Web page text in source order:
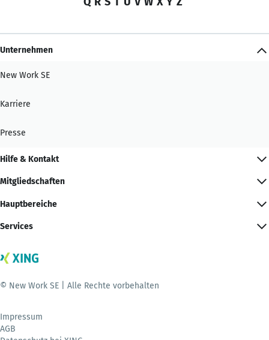
Unternehmen
New Work SE
Karriere
Presse
Hilfe & Kontakt
Mitgliedschaften
Hauptbereiche
Services
© New Work SE | Alle Rechte vorbehalten
Impressum
AGB